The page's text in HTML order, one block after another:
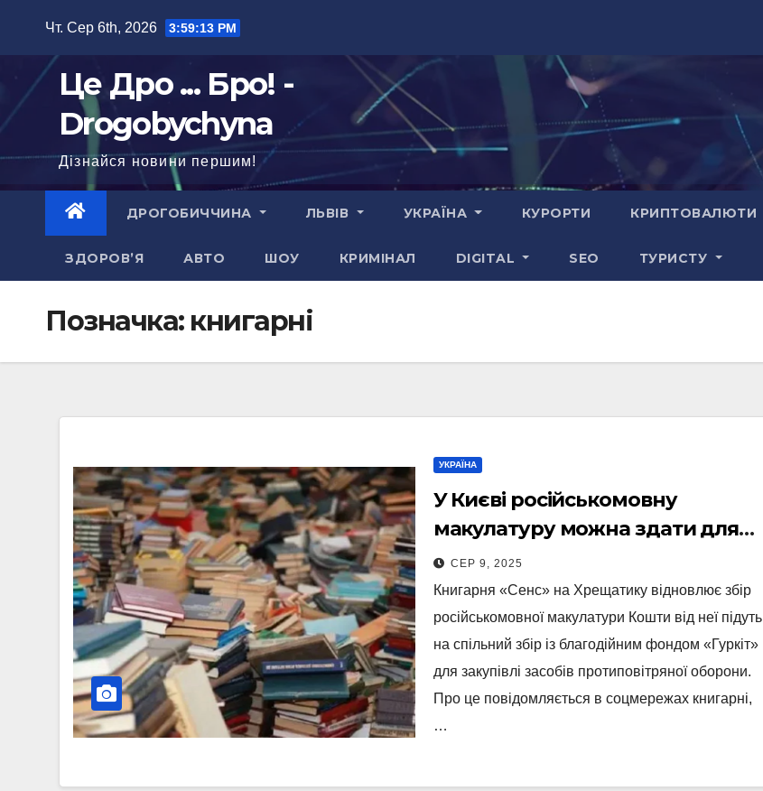
Чт. Сер 6th, 2026 3:59:14 PM
Це Дро ... Бро! -
Drogobychyna
Дізнайся новини першим!
ДРОГОБИЧЧИНА ЛЬВІВ УКРАЇНА КУРОРТИ КРИПТОВАЛЮТИ
ЗДОРОВ’Я АВТО ШОУ КРИМІНАЛ DIGITAL SEO ТУРИСТУ
Позначка: книгарні
УКРАЇНА
У Києві російськомовну
макулатуру можна здати для
підтримки ППО
СЕР 9, 2025
Книгарня «Сенс» на Хрещатику відновлює збір
російськомовної макулатури Кошти від неї підуть
на спільний збір із благодійним фондом «Гуркіт»
для закупівлі засобів протиповітряної оборони.
Про це повідомляється в соцмережах книгарні,
…